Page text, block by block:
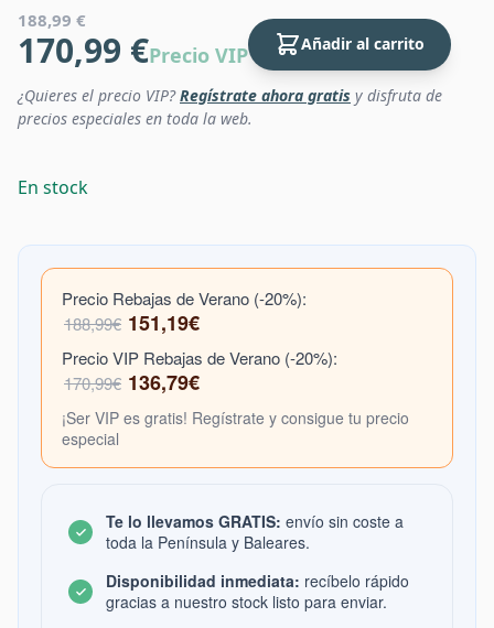
188,99 €
170,99 €Precio VIP Añadir al carrito
¿Quieres el precio VIP?Regístrate ahora gratis y disfruta de
precios especiales en toda la web.
En stock
Precio Rebajas de Verano (-20%):
188,99€ 151,19€
Precio VIP Rebajas de Verano (-20%):
170,99€ 136,79€
¡Ser VIP es gratis! Regístrate y consigue tu precio
especial
Te lo llevamos GRATIS: envío sin coste a
toda la Península y Baleares.
Disponibilidad inmediata: recíbelo rápido
gracias a nuestro stock listo para enviar.